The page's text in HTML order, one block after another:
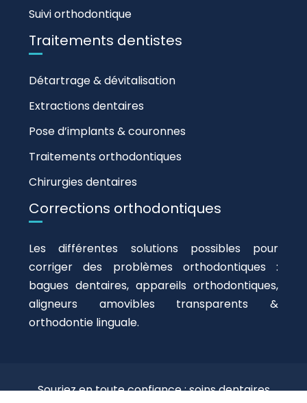
Suivi orthodontique
Traitements dentistes
Détartrage & dévitalisation
Extractions dentaires
Pose d’implants & couronnes
Traitements orthodontiques
Chirurgies dentaires
Corrections orthodontiques
Les différentes solutions possibles pour
corriger des problèmes orthodontiques :
bagues dentaires, appareils orthodontiques,
aligneurs amovibles transparents &
orthodontie linguale.
Souriez en toute confiance : soins dentaires